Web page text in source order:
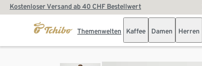
Kostenloser Versand ab 40 CHF Bestellwert
Themenwelten Kaffee Damen Herren